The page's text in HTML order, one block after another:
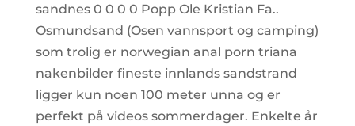
sandnes 0 0 0 0 Popp Ole Kristian Fa..
Osmundsand (Osen vannsport og camping)
som trolig er norwegian anal porn triana
nakenbilder fineste innlands sandstrand
ligger kun noen 100 meter unna og er
perfekt på videos sommerdager. Enkelte år